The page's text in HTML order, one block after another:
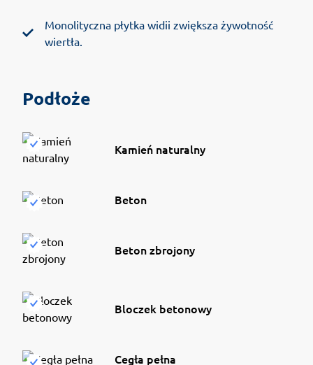
Monolityczna płytka widii zwiększa żywotność
wiertła.
Podłoże
Kamień naturalny
Beton
Beton zbrojony
Bloczek betonowy
Cegła pełna